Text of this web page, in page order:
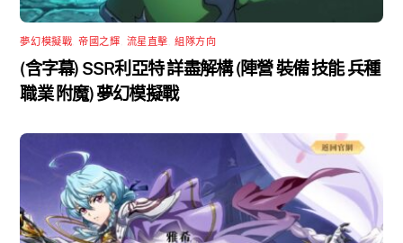
夢幻模擬戰 ,帝國之輝 流星直擊 ,組隊方向
(含字幕) SSR利亞特 詳盡解構 (陣營 裝備 技能 兵種
職業 附魔) 夢幻模擬戰